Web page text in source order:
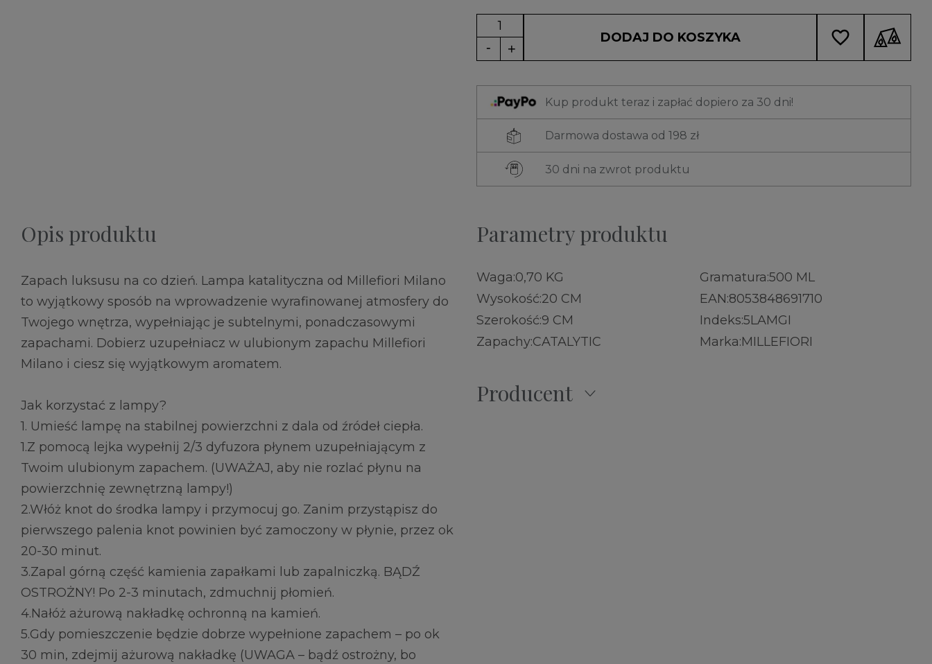
DODAJ DO KOSZYKA favorite_border
Kup produkt teraz i zapłać dopiero za 30 dni!
Darmowa dostawa od 198 zł
30 dni na zwrot produktu
Opis produktu
Zapach luksusu na co dzień. Lampa katalityczna od Millefiori Milano
to wyjątkowy sposób na wprowadzenie wyrafinowanej atmosfery do
Twojego wnętrza, wypełniając je subtelnymi, ponadczasowymi
zapachami. Dobierz uzupełniacz w ulubionym zapachu Millefiori
Milano i ciesz się wyjątkowym aromatem.
Jak korzystać z lampy?
1. Umieść lampę na stabilnej powierzchni z dala od źródeł ciepła.
1.Z pomocą lejka wypełnij 2/3 dyfuzora płynem uzupełniającym z
Twoim ulubionym zapachem. (UWAŻAJ, aby nie rozlać płynu na
powierzchnię zewnętrzną lampy!)
2.Włóż knot do środka lampy i przymocuj go. Zanim przystąpisz do
pierwszego palenia knot powinien być zamoczony w płynie, przez ok
20-30 minut.
3.Zapal górną część kamienia zapałkami lub zapalniczką. BĄDŹ
OSTROŻNY! Po 2-3 minutach, zdmuchnij płomień.
4.Nałóż ażurową nakładkę ochronną na kamień.
5.Gdy pomieszczenie będzie dobrze wypełnione zapachem – po ok
30 min, zdejmij ażurową nakładkę (UWAGA – bądź ostrożny, bo
Parametry produktu
Waga:0,70 KG
Wysokość:20 CM
Szerokość:9 CM
Zapachy:CATALYTIC
Gramatura:500 ML
EAN:8053848691710
Indeks:5LAMGI
Marka:MILLEFIORI
Producent